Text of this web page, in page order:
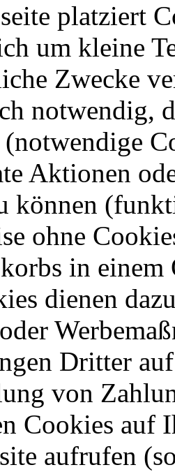
platziert
um kleine
Zwecke
notwendig,
Aktionen
können
ohne
in
dienen
Dritter
von
Cookies auf
aufrufen